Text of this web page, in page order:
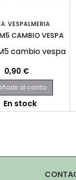
VESPALMERIA
CAMBIO VESPA
cambio vespa
Precio
0,90 €
al carrito
En stock